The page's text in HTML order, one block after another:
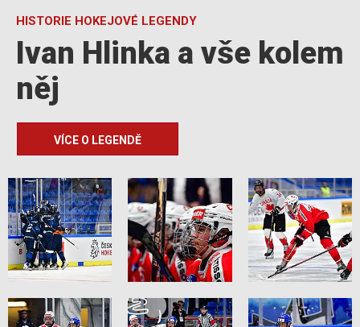
HISTORIE HOKEJOVÉ LEGENDY
Ivan Hlinka a vše kolem
něj
VÍCE O LEGENDĚ